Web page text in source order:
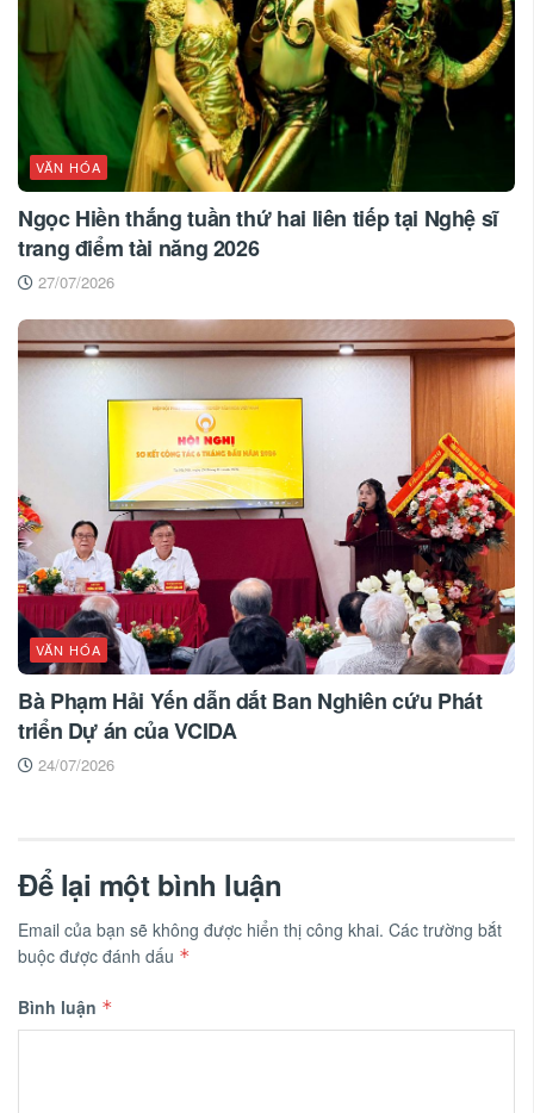
VĂN HÓA
Ngọc Hiền thắng tuần thứ hai liên tiếp tại Nghệ sĩ
trang điểm tài năng 2026
27/07/2026
VĂN HÓA
Bà Phạm Hải Yến dẫn dắt Ban Nghiên cứu Phát
triển Dự án của VCIDA
24/07/2026
Để lại một bình luận
Email của bạn sẽ không được hiển thị công khai. Các trường bắt
buộc được đánh dấu *
Bình luận *